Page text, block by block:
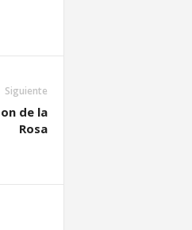
Siguiente
de la
Rosa